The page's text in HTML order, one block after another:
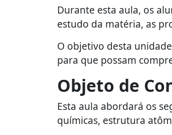
Durante esta aula, os
estudo da matéria, as
O objetivo desta
para que possam
Objeto de
Esta aula abordará os
químicas, estrutura